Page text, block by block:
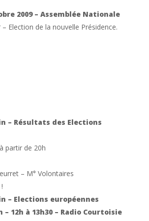
2009 – Assemblée Nationale
Election de la nouvelle Présidence.
– Résultats des Elections
partir de 20h
– M° Volontaires
– Elections européennes
12h à 13h30 – Radio Courtoisie